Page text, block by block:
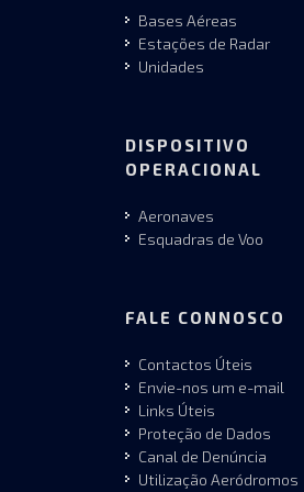
Bases Aéreas
Estações de Radar
Unidades
DISPOSITIVO
OPERACIONAL
Aeronaves
Esquadras de Voo
FALE CONNOSCO
Contactos Úteis
Envie-nos um e-mail
Links Úteis
Proteção de Dados
Canal de Denúncia
Utilização Aeródromos